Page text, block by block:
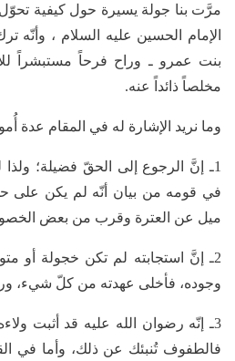
مرَّت بنا جولة يسيرة حول كيفية
الإمام الحسين عليه السلام ، وأنّه
بنت عمرو ـ وراح فرحاً مستبشراً
مخلصاً ذائداً عنه.
وما نريد الإشارة له في المقام عدة
1ـ إنَّ الرجوع إلى الحقّ فضيلة؛
في قومه من بيان أنّه لم يكن على
ميل عن العترة وقرب من بعض
2ـ إنَّ استجابته لم تكن خجولة أو
وجوده، فأخلى عهدته من كلّ شيء،
3ـ إنّه رضوان الله عليه قد أثبت
فالطفوف تُنبئك عن ذلك، وأما في